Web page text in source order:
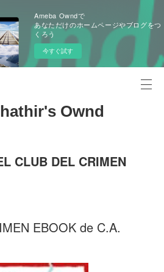
Ameba Owndで
あなただけのホームページやブログをつ
くろう
今すぐ試す
Ownd
CLUB DEL CRIMEN
EBOOK de C.A.